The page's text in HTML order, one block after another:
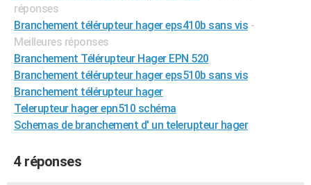
réponses
Branchement télérupteur hager eps410b sans vis -
Meilleures réponses
Branchement Télérupteur Hager EPN 520
Branchement télérupteur hager eps510b sans vis
Branchement télérupteur hager
Telerupteur hager epn510 schéma
Schemas de branchement d' un telerupteur hager
4 réponses